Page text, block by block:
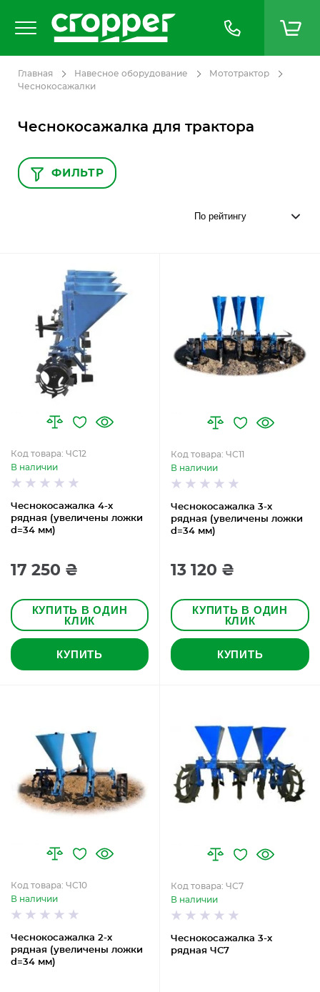
Главная Навесное оборудование
Мототрактор
Чеснокосажалки
Чеснокосажалка для трактора
Чеснокосажалка 4-х
рядная (увеличены ложки
d=34 мм)
Код товара: ЧС12
В наличии
17 250 ₴
КУПИТЬ В ОДИН
КЛИК
КУПИТЬ
Чеснокосажалка 3-х
рядная (увеличены ложки
d=34 мм)
Код товара: ЧС11
В наличии
13 120 ₴
КУПИТЬ В ОДИН
КЛИК
КУПИТЬ
Чеснокосажалка 2-х
рядная (увеличены ложки
d=34 мм)
Код товара: ЧС10
В наличии
Чеснокосажалка 3-х
рядная ЧС7
Код товара: ЧС7
В наличии
ФИЛЬТР